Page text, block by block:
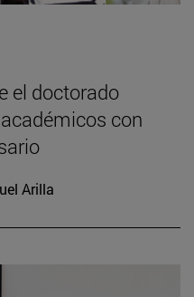
el doctorado
con
Arilla